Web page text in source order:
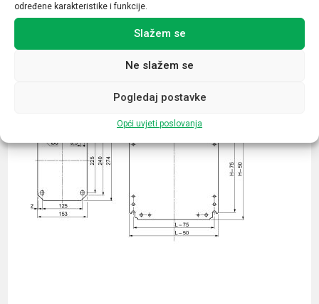
određene karakteristike i funkcije.
Slažem se
Ne slažem se
Pogledaj postavke
Opći uvjeti poslovanja
Povezani proizvodi